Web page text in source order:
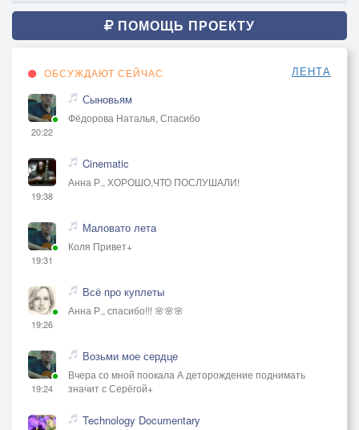
ПОМОЩЬ ПРОЕКТУ
ОБСУЖДАЮТ СЕЙЧАС ЛЕНТА
20:22
Сыновьям
Фёдорова Наталья, Спасибо
19:38
Cinematic
Анна Р., ХОРОШО,ЧТО ПОСЛУШАЛИ!
19:31
Маловато лета
Коля Привет+
19:26
Всё про куплеты
Анна Р., спасибо!!! 🌸🌸🌸
19:24
Возьми мое сердце
Вчера со мной поокала А деторождение поднимать
значит с Серёгой+
Technology Documentary